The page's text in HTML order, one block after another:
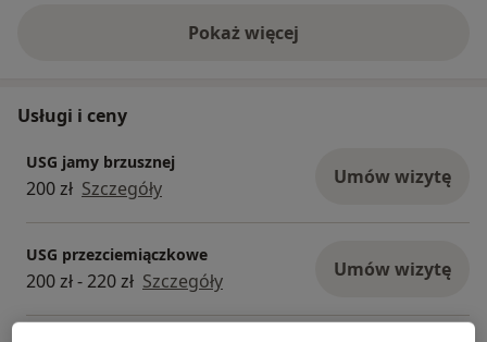
rzetelnością, dokładnością i indywidualnym
Pokaż więcejo doświadczeniu
Usługi i ceny
USG jamy brzusznej
200 zł Szczegóły Umów wizytę
USG przezciemiączkowe
200 zł - 220 zł Szczegóły Umów wizytę